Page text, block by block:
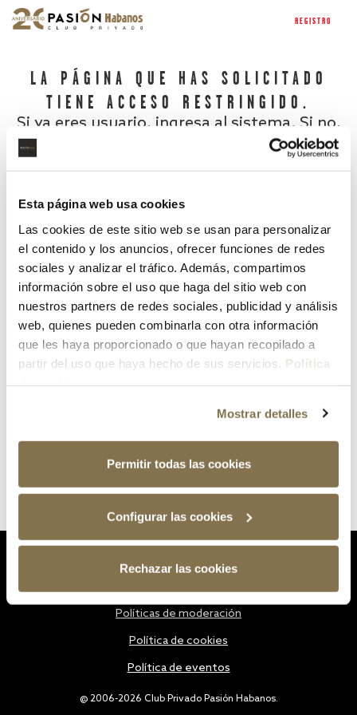
Esta página web usa cookies
Las cookies de este sitio web se usan para personalizar
el contenido y los anuncios, ofrecer funciones de redes
sociales y analizar el tráfico. Además, compartimos
información sobre el uso que haga del sitio web con
nuestros partners de redes sociales, publicidad y análisis
web, quienes pueden combinarla con otra información
que les haya proporcionado o que hayan recopilado a
partir del uso que haya hecho de sus servicios. Política
Mostrar detalles
Permitir todas las cookies
Configurar las cookies
Rechazar las cookies
REGISTRO
LA PÁGINA QUE HAS SOLICITADO
TIENE ACCESO RESTRINGIDO.
Si ya eres usuario, ingresa al sistema. Si no,
¿Has olvidado tu contraseña?
@ 2006-2026 Club Privado Pasión Habanos.
Políticas de moderación
Política de cookies
Política de eventos